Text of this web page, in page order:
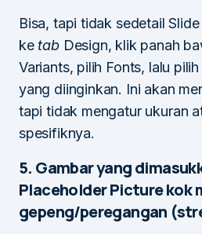
Bisa, tapi tidak sedetail
ke tabDesign, klik panah
Variants, pilih Fonts, lalu
yang diinginkan. Ini akan
tapi tidak mengatur ukuran
spesifiknya.
5. Gambar yang
Placeholder Picture kok
gepeng/peregangan